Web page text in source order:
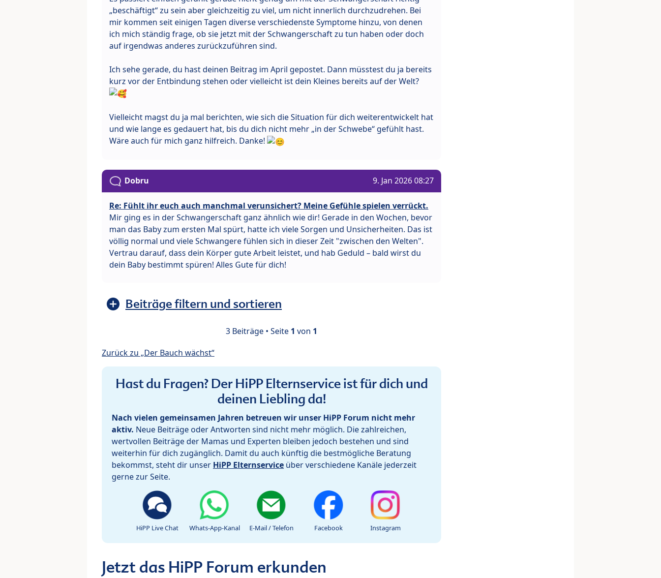
„beschäftigt“ zu sein aber gleichzeitig zu viel, um nicht innerlich durchzudrehen. Bei
mir kommen seit einigen Tagen diverse verschiedenste Symptome hinzu, von denen
ich mich ständig frage, ob sie jetzt mit der Schwangerschaft zu tun haben oder doch
auf irgendwas anderes zurückzuführen sind.
Ich sehe gerade, du hast deinen Beitrag im April gepostet. Dann müsstest du ja bereits
kurz vor der Entbindung stehen oder vielleicht ist dein Kleines bereits auf der Welt?
Vielleicht magst du ja mal berichten, wie sich die Situation für dich weiterentwickelt hat
und wie lange es gedauert hat, bis du dich nicht mehr „in der Schwebe“ gefühlt hast.
Wäre auch für mich ganz hilfreich. Danke!
Dobru 9. Jan 2026 08:27
Re: Fühlt ihr euch auch manchmal verunsichert? Meine Gefühle spielen verrückt.
Mir ging es in der Schwangerschaft ganz ähnlich wie dir! Gerade in den Wochen, bevor
man das Baby zum ersten Mal spürt, hatte ich viele Sorgen und Unsicherheiten. Das ist
völlig normal und viele Schwangere fühlen sich in dieser Zeit "zwischen den Welten".
Vertrau darauf, dass dein Körper gute Arbeit leistet, und hab Geduld – bald wirst du
dein Baby bestimmt spüren! Alles Gute für dich!
Beiträge filtern und sortieren
3 Beiträge • Seite 1 von 1
Zurück zu „Der Bauch wächst“
Hast du Fragen? Der HiPP Elternservice ist für dich und
deinen Liebling da!
Nach vielen gemeinsamen Jahren betreuen wir unser HiPP Forum nicht mehr
aktiv. Neue Beiträge oder Antworten sind nicht mehr möglich. Die zahlreichen,
wertvollen Beiträge der Mamas und Experten bleiben jedoch bestehen und sind
weiterhin für dich zugänglich. Damit du auch künftig die bestmögliche Beratung
bekommst, steht dir unser HiPP Elternservice über verschiedene Kanäle jederzeit
gerne zur Seite.
HiPP Live Chat Whats-App-Kanal E-Mail / Telefon Facebook Instagram
Jetzt das HiPP Forum erkunden